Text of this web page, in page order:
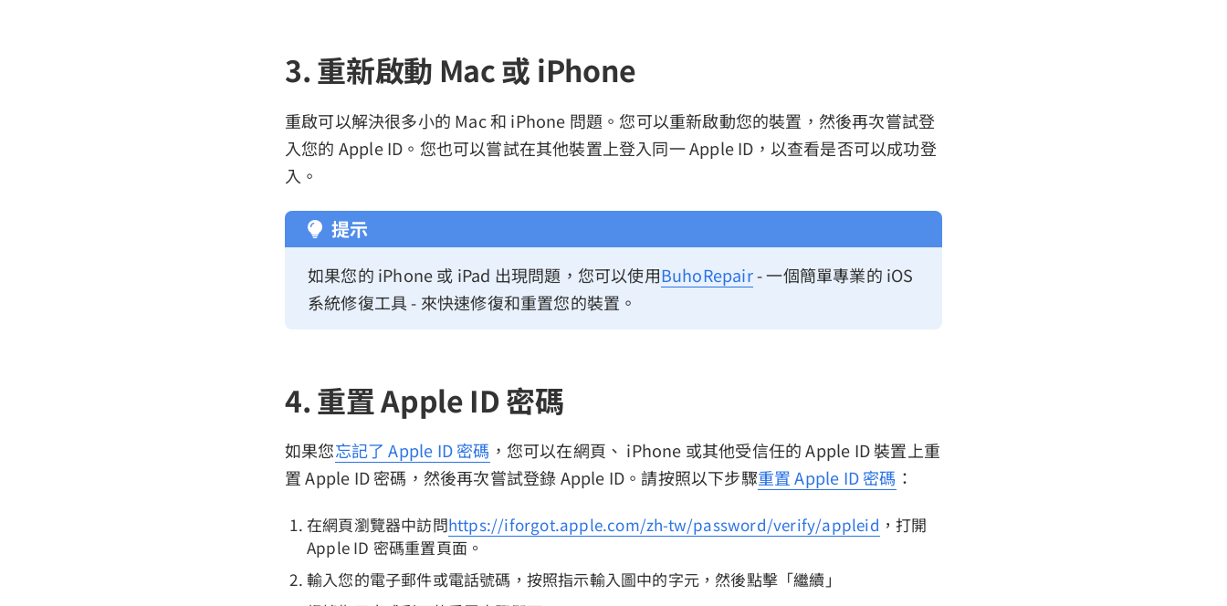
3. 重新啟動 Mac 或 iPhone
重啟可以解決很多小的 Mac 和 iPhone 問題。您可以重新啟動您的裝置，然後再次嘗試登
入您的 Apple ID。您也可以嘗試在其他裝置上登入同一 Apple ID，以查看是否可以成功登
入。
提示
如果您的 iPhone 或 iPad 出現問題，您可以使用BuhoRepair- 一個簡單專業的 iOS
系統修復工具 - 來快速修復和重置您的裝置。
4. 重置 Apple ID 密碼
如果您忘記了 Apple ID 密碼 ，您可以在網頁、 iPhone 或其他受信任的 Apple ID 裝置上重
置 Apple ID 密碼，然後再次嘗試登錄 Apple ID。請按照以下步驟重置 Apple ID 密碼 ：
在網頁瀏覽器中訪問https://iforgot.apple.com/zh-tw/password/verify/appleid ，打開
Apple ID 密碼重置頁面。
輸入您的電子郵件或電話號碼，按照指示輸入圖中的字元，然後點擊「繼續」